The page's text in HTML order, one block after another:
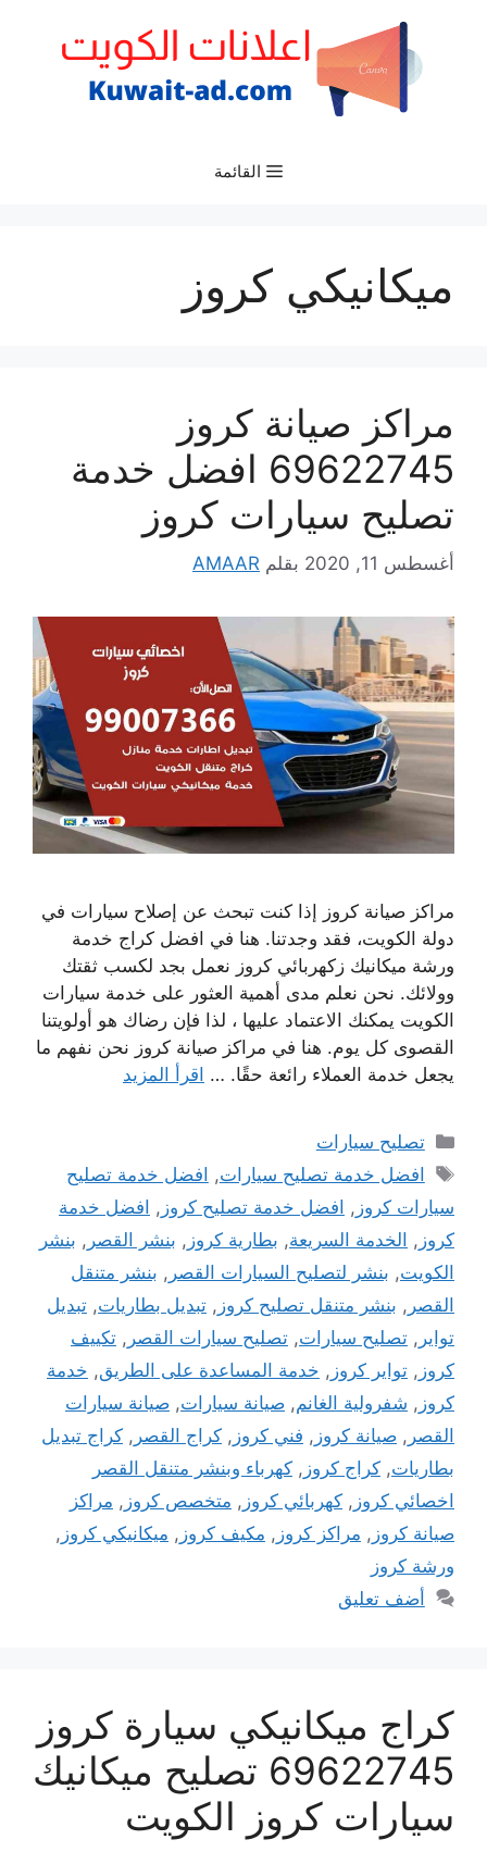
القائمة
ميكانيكي كروز
مراكز صيانة كروز
69622745 افضل خدمة
تصليح سيارات كروز
أغسطس 11, 2020 بقلم AMAAR
مراكز صيانة كروز إذا كنت تبحث عن إصلاح سيارات في
دولة الكويت، فقد وجدتنا. هنا في افضل كراج خدمة
ورشة ميكانيك زكهربائي كروز نعمل بجد لكسب ثقتك
وولائك. نحن نعلم مدى أهمية العثور على خدمة سيارات
الكويت يمكنك الاعتماد عليها ، لذا فإن رضاك ​​هو أولويتنا
القصوى كل يوم. هنا في مراكز صيانة كروز نحن نفهم ما
يجعل خدمة العملاء رائعة حقًا. … اقرأ المزيد
التصنيفات
تصليح سيارات
الوسوم
افضل خدمة تصليح سيارات, افضل خدمة تصليح
سيارات كروز , افضل خدمة تصليح كروز , افضل خدمة
كروز , الخدمة السريعة, بطارية كروز , بنشر القصر , بنشر
الكويت, بنشر لتصليح السيارات القصر , بنشر متنقل
القصر , بنشر متنقل تصليح كروز , تبديل بطاريات, تبديل
تواير , تصليح سيارات, تصليح سيارات القصر , تكييف
كروز , تواير كروز , خدمة المساعدة على الطريق, خدمة
كروز , شفرولية الغانم, صيانة سيارات, صيانة سيارات
القصر , صيانة كروز , فني كروز , كراج القصر , كراج تبديل
بطاريات, كراج كروز , كهرباء وبنشر متنقل القصر
اخصائي كروز , كهربائي كروز , متخصص كروز , مراكز
صيانة كروز , مراكز كروز , مكيف كروز , ميكانيكي كروز ,
ورشة كروز
أضف تعليق
كراج ميكانيكي سيارة كروز
69622745 تصليح ميكانيك
سيارات كروز الكويت